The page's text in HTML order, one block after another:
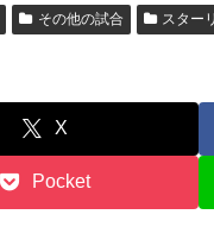
その他の試合 スター
X
Pocket